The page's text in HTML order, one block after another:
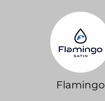
Flamingo